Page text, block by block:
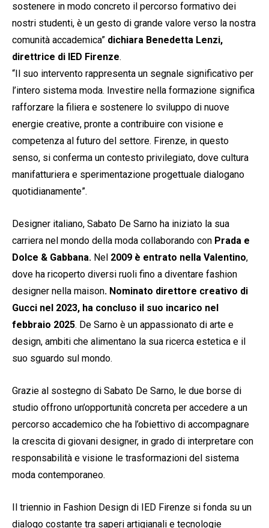
sostenere in modo concreto il percorso formativo dei
nostri studenti, è un gesto di grande valore verso la nostra
comunità accademica” dichiara Benedetta Lenzi,
direttrice di IED Firenze.
“Il suo intervento rappresenta un segnale significativo per
l’intero sistema moda. Investire nella formazione significa
rafforzare la filiera e sostenere lo sviluppo di nuove
energie creative, pronte a contribuire con visione e
competenza al futuro del settore. Firenze, in questo
senso, si conferma un contesto privilegiato, dove cultura
manifatturiera e sperimentazione progettuale dialogano
quotidianamente”.
Designer italiano, Sabato De Sarno ha iniziato la sua
carriera nel mondo della moda collaborando con Prada e
Dolce & Gabbana. Nel 2009 è entrato nella Valentino,
dove ha ricoperto diversi ruoli fino a diventare fashion
designer nella maison. Nominato direttore creativo di
Gucci nel 2023, ha concluso il suo incarico nel
febbraio 2025. De Sarno è un appassionato di arte e
design, ambiti che alimentano la sua ricerca estetica e il
suo sguardo sul mondo.
Grazie al sostegno di Sabato De Sarno, le due borse di
studio offrono un’opportunità concreta per accedere a un
percorso accademico che ha l’obiettivo di accompagnare
la crescita di giovani designer, in grado di interpretare con
responsabilità e visione le trasformazioni del sistema
moda contemporaneo.
Il triennio in Fashion Design di IED Firenze si fonda su un
dialogo costante tra saperi artigianali e tecnologie